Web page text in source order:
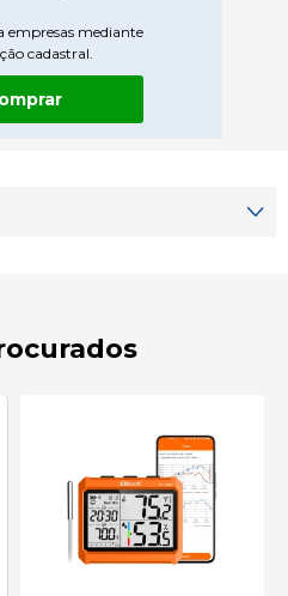
empresas mediante
cadastral.